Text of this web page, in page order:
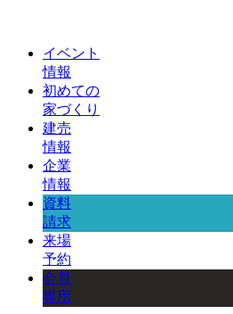
イベント
情報
初めての
家づくり
建売
情報
企業
情報
資料
請求
来場
予約
会員
専用